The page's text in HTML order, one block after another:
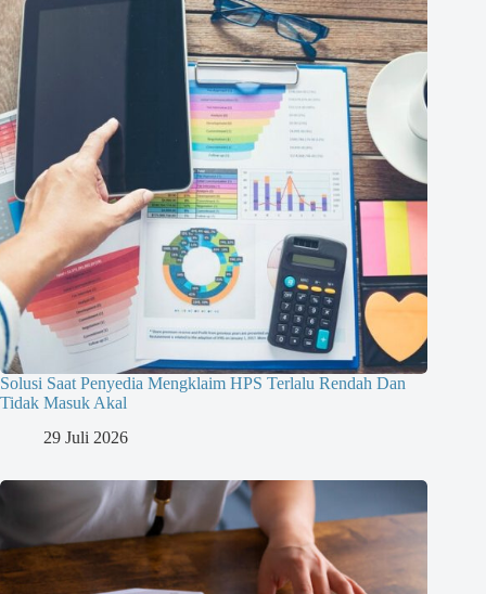
Solusi Saat Penyedia Mengklaim HPS Terlalu Rendah Dan
Tidak Masuk Akal
29 Juli 2026